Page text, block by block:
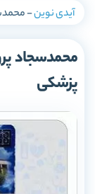
آیدی نوین-
محمدسجاد
پزشکی